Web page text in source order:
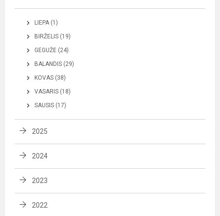
LIEPA (1)
BIRŽELIS (19)
GEGUŽĖ (24)
BALANDIS (29)
KOVAS (38)
VASARIS (18)
SAUSIS (17)
2025
2024
2023
2022